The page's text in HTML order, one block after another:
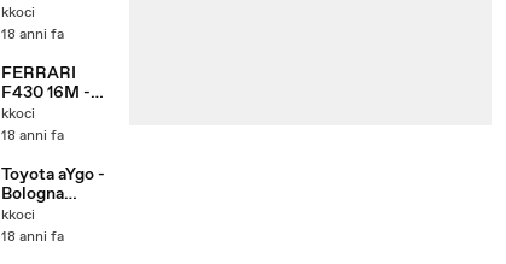
Motorshow20
08
kkoci
18 anni fa
FERRARI
F430 16M -
Bologna
Motorshow20
kkoci
18 anni fa
Toyota aYgo -
Bologna
Motorshow20
08
kkoci
18 anni fa